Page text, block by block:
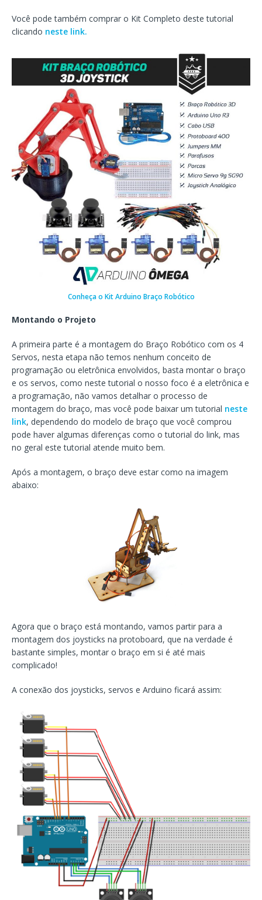
Você pode também comprar o Kit Completo deste tutorial
clicando neste link.
Conheça o Kit Arduino Braço Robótico
Montando o Projeto
A primeira parte é a montagem do Braço Robótico com os 4
Servos, nesta etapa não temos nenhum conceito de
programação ou eletrônica envolvidos, basta montar o braço
e os servos, como neste tutorial o nosso foco é a eletrônica e
a programação, não vamos detalhar o processo de
montagem do braço, mas você pode baixar um tutorial neste
link, dependendo do modelo de braço que você comprou
pode haver algumas diferenças como o tutorial do link, mas
no geral este tutorial atende muito bem.
Após a montagem, o braço deve estar como na imagem
abaixo:
Agora que o braço está montando, vamos partir para a
montagem dos joysticks na protoboard, que na verdade é
bastante simples, montar o braço em si é até mais
complicado!
A conexão dos joysticks, servos e Arduino ficará assim: